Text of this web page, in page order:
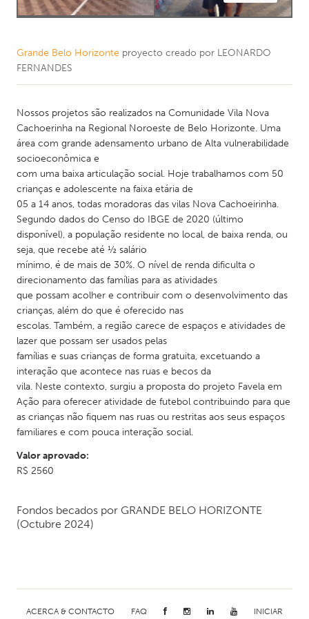
Grande Belo Horizonte proyecto creado por LEONARDO
FERNANDES
Nossos projetos são realizados na Comunidade Vila Nova
Cachoerinha na Regional Noroeste de Belo Horizonte. Uma
área com grande adensamento urbano de Alta vulnerabilidade
socioeconômica e
com uma baixa articulação social. Hoje trabalhamos com 50
crianças e adolescente na faixa etária de
05 a 14 anos, todas moradoras das vilas Nova Cachoeirinha.
Segundo dados do Censo do IBGE de 2020 (último
disponível), a população residente no local, de baixa renda, ou
seja, que recebe até ½ salário
mínimo, é de mais de 30%. O nível de renda dificulta o
direcionamento das famílias para as atividades
que possam acolher e contribuir com o desenvolvimento das
crianças, além do que é oferecido nas
escolas. Também, a região carece de espaços e atividades de
lazer que possam ser usados pelas
famílias e suas crianças de forma gratuita, excetuando a
interação que acontece nas ruas e becos da
vila. Neste contexto, surgiu a proposta do projeto Favela em
Ação para oferecer atividade de futebol contribuindo para que
as crianças não fiquem nas ruas ou restritas aos seus espaços
familiares e com pouca interação social.
Valor aprovado:
R$ 2560
Fondos becados por GRANDE BELO HORIZONTE
(Octubre 2024)
ACERCA & CONTACTO FAQ INICIAR